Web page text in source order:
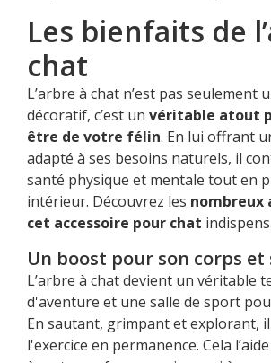
Les bienfaits de
chat
L’arbre à chat n’est pas seulement
décoratif, c’est un véritable atout
être de votre félin. En lui offrant
adapté à ses besoins naturels, il
santé physique et mentale tout en
intérieur. Découvrez les nombreux
cet accessoire pour chat
Un boost pour son corps et
L’arbre à chat devient un véritable
d'aventure et une salle de sport
En sautant, grimpant et explorant,
l'exercice en permanence. Cela